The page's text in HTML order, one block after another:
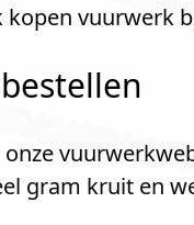
vuurwerk
gram kruit en